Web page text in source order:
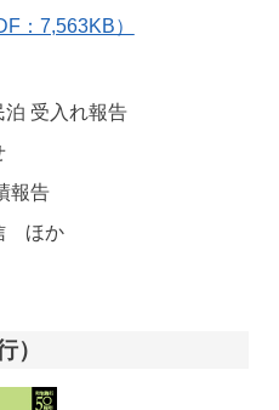
：7,563KB）
受入れ報告
報告
ほか
）